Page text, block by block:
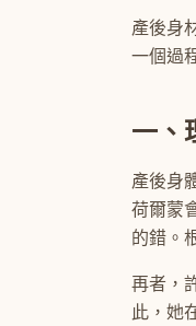
產後身
一個過
一、
產後身
荷爾蒙
的錯。
再者，
此，她